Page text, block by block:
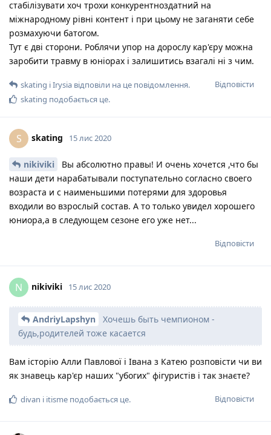
стабілізувати хоч трохи конкурентноздатний на
міжнародному рівні контент і при цьому не заганяти себе
розмахуючи батогом.
Тут є дві сторони. Роблячи упор на дорослу кар'єру можна
заробити травму в юніорах і залишитись взагалі ні з чим.
Відповісти
skating іIrysia відповіли на це повідомлення.
skating подобається це.
S skating 15 лис 2020
nikiviki
Вы абсолютно правы! И очень хочется ,что бы
наши дети нарабатывали поступательно согласно своего
возраста и с наименьшими потерями для здоровья
входили во взрослый состав. А то только увидел хорошего
юниора,а в следующем сезоне его уже нет...
Відповісти
N nikiviki 15 лис 2020
AndriyLapshyn
Хочешь быть чемпионом -
будь,родителей тоже касается
Вам історію Алли Павлової і Івана з Катею розповісти чи ви
як знавець кар'єр наших "убогих" фігуристів і так знаєте?
Відповісти
divan і itisme подобається це.